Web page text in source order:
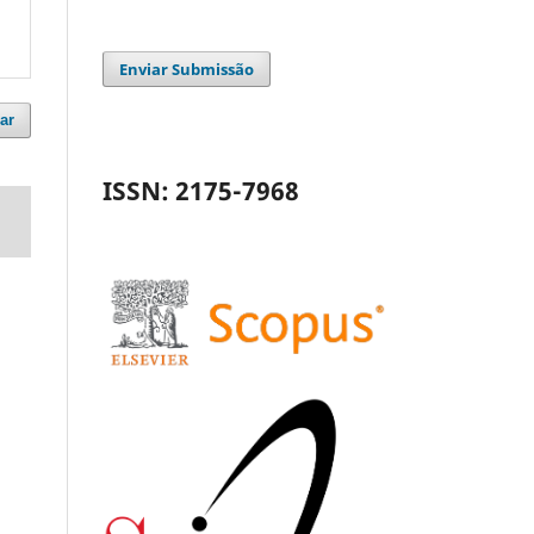
Enviar Submissão
ISSN: 2175-7968